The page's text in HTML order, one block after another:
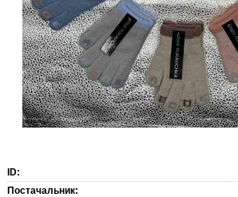
ID:
Постачальник: